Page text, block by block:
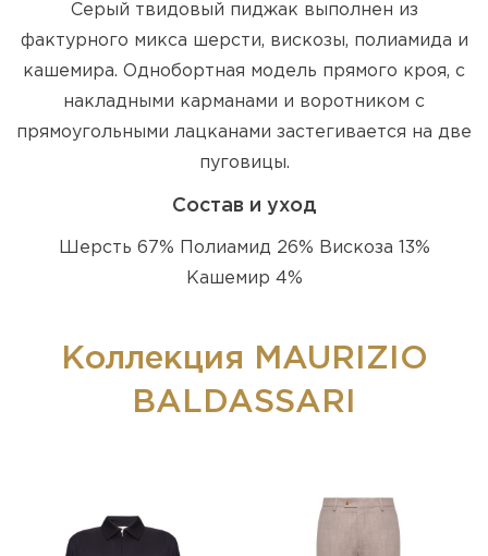
Серый твидовый пиджак выполнен из
фактурного микса шерсти, вискозы, полиамида и
кашемира. Однобортная модель прямого кроя, с
накладными карманами и воротником с
прямоугольными лацканами застегивается на две
пуговицы.
Состав и уход
Шерсть 67% Полиамид 26% Вискоза 13%
Кашемир 4%
Коллекция MAURIZIO
BALDASSARI